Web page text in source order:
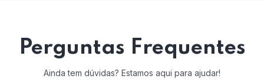
Perguntas Frequentes
Ainda tem dúvidas? Estamos aqui para ajudar!